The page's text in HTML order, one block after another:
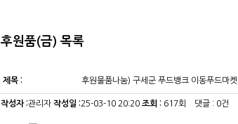
후원품(금) 목록
제목 : 후원물품나눔) 구세군 푸드뱅크 이동푸드마켓
작성자 :관리자 작성일 :25-03-10 20:20 조회 : 617회 댓글 : 0건